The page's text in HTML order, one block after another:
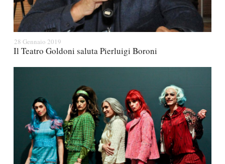
28 Gennaio 2019
Il Teatro Goldoni saluta Pierluigi Boroni